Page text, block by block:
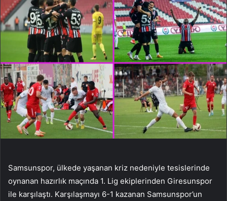
Samsunspor, ülkede yaşanan kriz nedeniyle tesislerinde
oynanan hazırlık maçında 1. Lig ekiplerinden Giresunspor
ile karşılaştı. Karşılaşmayı 6-1 kazanan Samsunspor’un